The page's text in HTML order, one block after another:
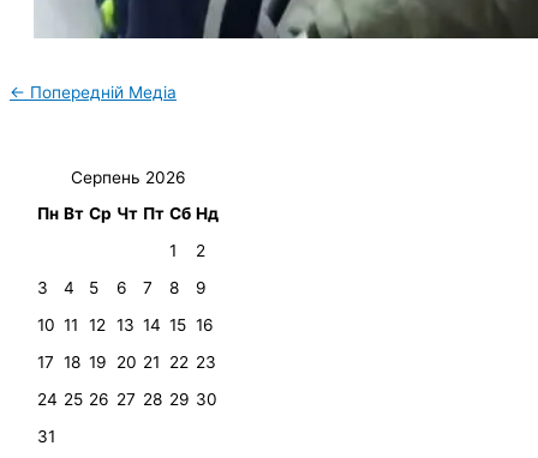
← Попередній Медіа
Серпень 2026
Пн Вт Ср Чт Пт Сб Нд
1
2
3
4 5 6 7 8
9
10 11 12 13 14 15 16
17 18 19 20 21 22 23
24 25 26 27 28 29 30
31